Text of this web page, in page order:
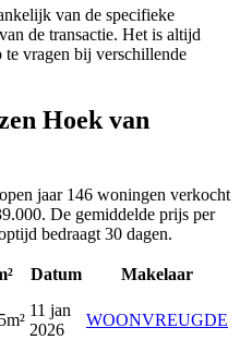
van de specifieke
de transactie. Het is altijd
te vragen bij verschillende
Hoek van
jaar 146 woningen verkocht
De gemiddelde prijs per
bedraagt 30 dagen.
Datum
Makelaar
11 jan
2026
WOONVREUGDE